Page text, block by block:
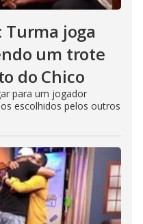
Turma joga
um trote
do Chico
para um jogador
escolhidos pelos outros